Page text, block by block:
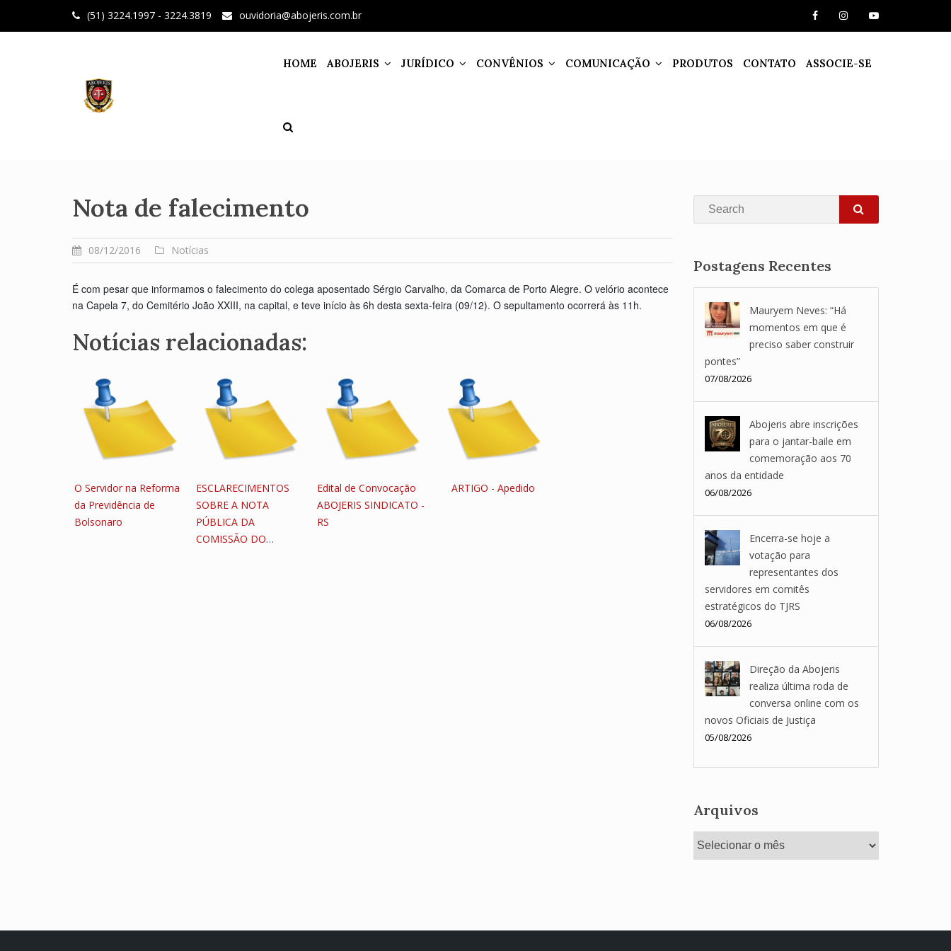
(51) 3224.1997 - 3224.3819 ouvidoria@abojeris.com.br
HOME ABOJERIS JURÍDICO CONVÊNIOS COMUNICAÇÃO PRODUTOS CONTATO ASSOCIE-SE
Nota de falecimento
08/12/2016 Notícias
É com pesar que informamos o falecimento do colega aposentado Sérgio Carvalho, da Comarca de Porto Alegre. O velório acontece
na Capela 7, do Cemitério João XXIII, na capital, e teve início às 6h desta sexta-feira (09/12). O sepultamento ocorrerá às 11h.
Notícias relacionadas:
O Servidor na Reforma
da Previdência de
Bolsonaro
ESCLARECIMENTOS
SOBRE A NOTA
PÚBLICA DA
COMISSÃO DO…
Edital de Convocação
ABOJERIS SINDICATO -
RS
ARTIGO - Apedido
Search
SEARCH
Postagens Recentes
Mauryem Neves: “Há
momentos em que é
preciso saber construir
pontes”
07/08/2026
Abojeris abre inscrições
para o jantar-baile em
comemoração aos 70
anos da entidade
06/08/2026
Encerra-se hoje a
votação para
representantes dos
servidores em comitês
estratégicos do TJRS
06/08/2026
Direção da Abojeris
realiza última roda de
conversa online com os
novos Oficiais de Justiça
05/08/2026
Arquivos
Arquivos